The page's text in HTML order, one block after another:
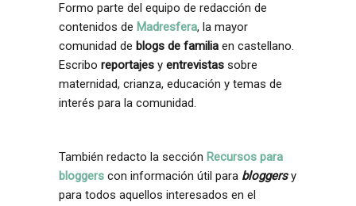
Formo parte del equipo de redacción de
contenidos de Madresfera, la mayor
comunidad de blogs de familia en castellano.
Escribo reportajes y entrevistas sobre
maternidad, crianza, educación y temas de
interés para la comunidad.
También redacto la sección Recursos para
bloggers con información útil para bloggersy
para todos aquellos interesados en el